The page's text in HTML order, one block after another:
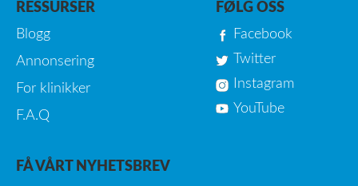
RESSURSER
Blogg
Annonsering
For klinikker
F.A.Q
FØLG OSS
Facebook
Twitter
Instagram
YouTube
FÅ VÅRT NYHETSBREV